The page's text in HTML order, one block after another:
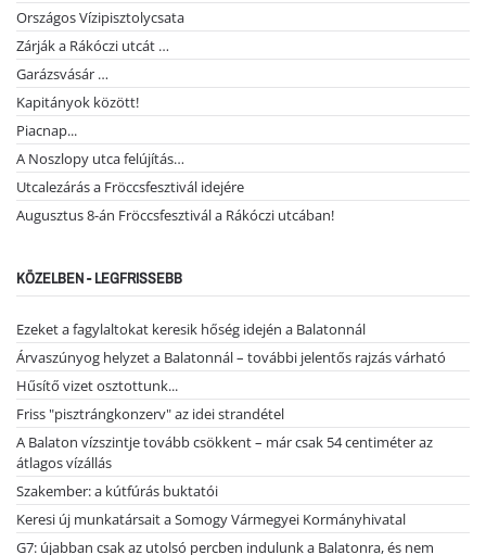
Országos Vízipisztolycsata
Zárják a Rákóczi utcát …
Garázsvásár …
Kapitányok között!
Piacnap...
A Noszlopy utca felújítás…
Utcalezárás a Fröccsfesztivál idejére
Augusztus 8-án Fröccsfesztivál a Rákóczi utcában!
KÖZELBEN - LEGFRISSEBB
Ezeket a fagylaltokat keresik hőség idején a Balatonnál
Árvaszúnyog helyzet a Balatonnál – további jelentős rajzás várható
Hűsítő vizet osztottunk...
Friss "pisztrángkonzerv" az idei strandétel
A Balaton vízszintje tovább csökkent – már csak 54 centiméter az
átlagos vízállás
Szakember: a kútfúrás buktatói
Keresi új munkatársait a Somogy Vármegyei Kormányhivatal
G7: újabban csak az utolsó percben indulunk a Balatonra, és nem